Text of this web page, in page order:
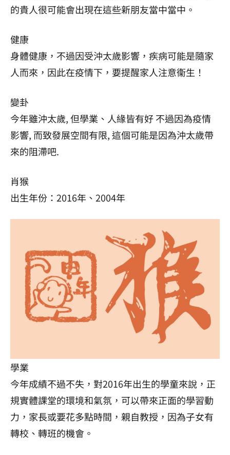
的貴人很可能會出現在這些新朋友當中當中。
健康
身體健康，不過因受沖太歲影響，疾病可能是隨家
人而來，因此在疫情下，要提醒家人注意衞生！
變卦
今年雖沖太歲, 但學業、人緣皆有好 不過因為疫情
影響, 而致發展空間有限, 這個可能是因為沖太歲帶
來的阻滯吧.
肖猴
出生年份：2016年、2004年
學業
今年成績不過不失，對2016年出生的學童來說，正
規實體課堂的環境和氣氛，可以帶來正面的學習動
力，家長或要花多點時間，親自教授，因為子女有
轉校、轉班的機會。